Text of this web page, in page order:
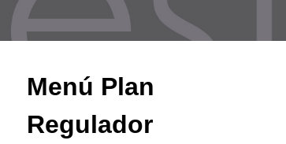
Menú Plan
Regulador